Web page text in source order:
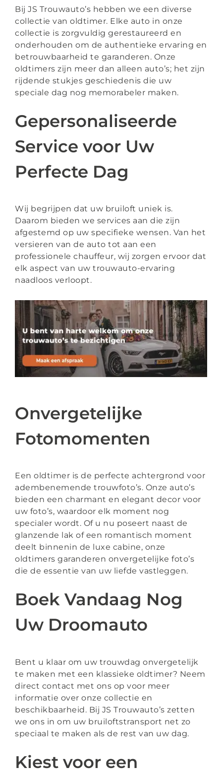
Bij JS Trouwauto’s hebben we een diverse
collectie van oldtimer. Elke auto in onze
collectie is zorgvuldig gerestaureerd en
onderhouden om de authentieke ervaring en
betrouwbaarheid te garanderen. Onze
oldtimers zijn meer dan alleen auto’s; het zijn
rijdende stukjes geschiedenis die uw
speciale dag nog memorabeler maken.
Gepersonaliseerde
Service voor Uw
Perfecte Dag
Wij begrijpen dat uw bruiloft uniek is.
Daarom bieden we services aan die zijn
afgestemd op uw specifieke wensen. Van het
versieren van de auto tot aan een
professionele chauffeur, wij zorgen ervoor dat
elk aspect van uw trouwauto-ervaring
naadloos verloopt.
Onvergetelijke
Fotomomenten
Een oldtimer is de perfecte achtergrond voor
adembenemende trouwfoto’s. Onze auto’s
bieden een charmant en elegant decor voor
uw foto’s, waardoor elk moment nog
specialer wordt. Of u nu poseert naast de
glanzende lak of een romantisch moment
deelt binnenin de luxe cabine, onze
oldtimers garanderen onvergetelijke foto’s
die de essentie van uw liefde vastleggen.
Boek Vandaag Nog
Uw Droomauto
Bent u klaar om uw trouwdag onvergetelijk
te maken met een klassieke oldtimer? Neem
direct contact met ons op voor meer
informatie over onze collectie en
beschikbaarheid. Bij JS Trouwauto’s zetten
we ons in om uw bruiloftstransport net zo
speciaal te maken als de rest van uw dag.
Kiest voor een